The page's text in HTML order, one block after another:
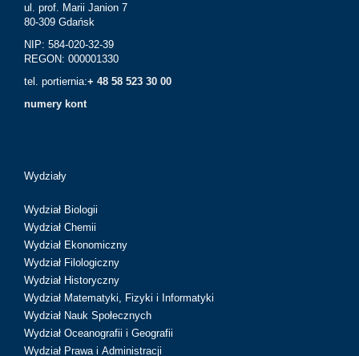
ul. prof. Marii Janion 7
80-309 Gdańsk
NIP: 584-020-32-39
REGON: 000001330
tel. portiernia:+ 48 58 523 30 00
numery kont
Wydziały
Wydział Biologii
Wydział Chemii
Wydział Ekonomiczny
Wydział Filologiczny
Wydział Historyczny
Wydział Matematyki, Fizyki i Informatyki
Wydział Nauk Społecznych
Wydział Oceanografii i Geografii
Wydział Prawa i Administracji